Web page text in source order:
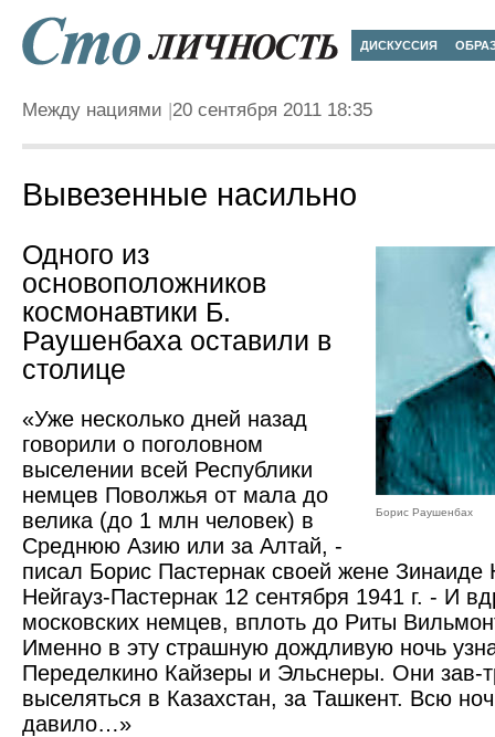
ДИСКУССИЯ
Между нациями 20 сентября 2011 18:35
Вывезенные насильно
Борис Раушенбах
Одного из
основоположников
космонавтики Б.
Раушенбаха оставили в
столице
«Уже несколько дней назад
говорили о поголовном
выселении всей Республики
немцев Поволжья от мала до
велика (до 1 млн человек) в
Среднюю Азию или за Алтай, -
писал Борис Пастернак своей жене Зинаиде
Нейгауз-Пастернак 12 сентября 1941 г. - И
московских немцев, вплоть до Риты
Именно в эту страшную дождливую ночь
Переделкино Кайзеры и Эльснеры. Они зав-
выселяться в Казахстан, за Ташкент. Всю
давило…»